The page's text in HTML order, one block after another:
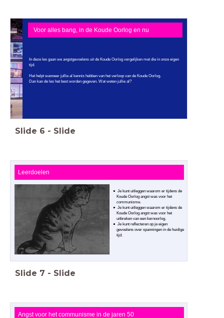
In deze les gaan we angstgevoelens uit de Koude Oorlog vergelijken met die in onze eigen
tijd.
Het helpt wanneer jullie al kennis hebben van het verloop van de Koude Oorlog.
Dan kan de les het best worden gegeven. Wat weten jullie al?
Voor alles bang, in de Koude Oorlog en nu
Slide 6 - Slide
Leerdoelen
Je kunt uitleggen waarom er tijdens de
Koude Oorlog angst was voor het
communisme.
Je kunt uitleggen waarom er tijdens de
Koude Oorlog angst was voor het
uitbreken van een kernoorlog.
Je kunt reflecteren op je eigen
gevoelens over spanningen in de huidige
tijd.
Slide 7 - Slide
Angst voor het communisme in de jaren 50